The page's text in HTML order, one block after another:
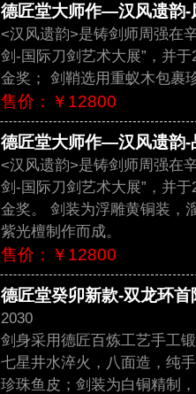
德匠堂大师作—汉风遗韵
<汉风遗韵>是铸剑师周强在
剑-国际刀剑艺术大展”，并
金奖； 剑鞘选用重蚁木包裹
售价：￥12800
德匠堂大师作—汉风遗韵
<汉风遗韵>是铸剑师周强在
剑-国际刀剑艺术大展”，并
金奖。 剑装为浮雕黄铜装，
紫光檀制作而成。
售价：￥12800
德匠堂癸卯新款-双龙环
2030
剑身采用德匠百炼工艺手工
七星井水淬火，八面造，纯
珍珠鱼皮；剑装为白铜精制